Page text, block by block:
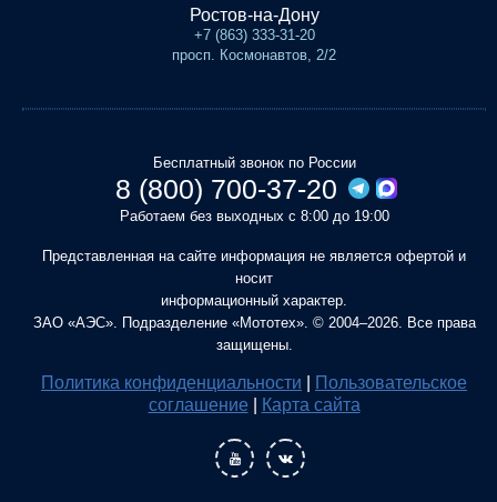
Ростов-на-Дону
+7 (863) 333-31-20
просп. Космонавтов, 2/2
Бесплатный звонок по России
8 (800) 700-37-20
Работаем без выходных с 8:00 до 19:00
Представленная на сайте информация не является офертой и
носит
информационный характер.
ЗАО «АЭС». Подразделение «Мототех». © 2004–2026. Все права
защищены.
Политика конфиденциальности
Пользовательское
соглашение
Карта сайта